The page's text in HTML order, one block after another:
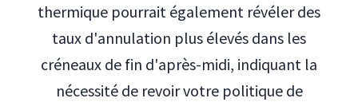
thermique pourrait également révéler des
taux d'annulation plus élevés dans les
créneaux de fin d'après-midi, indiquant la
nécessité de revoir votre politique de